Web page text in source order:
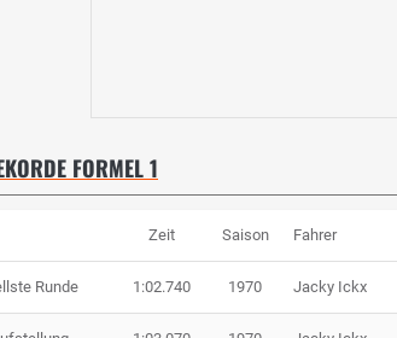
FORMEL 1
Zeit Saison Fahrer
Runde 1:02.740 1970 Jacky Ickx